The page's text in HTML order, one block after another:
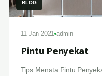
BLOG
11 Jan 2021 admin
Pintu Penyekat
Tips Menata Pintu